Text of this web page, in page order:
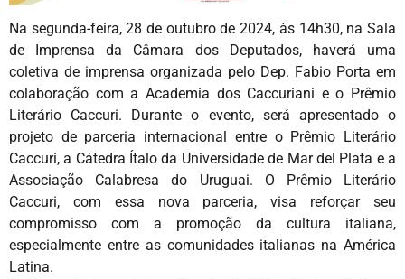
Na segunda-feira, 28 de outubro de 2024, às 14h30, na Sala
de Imprensa da Câmara dos Deputados, haverá uma
coletiva de imprensa organizada pelo Dep. Fabio Porta em
colaboração com a Academia dos Caccuriani e o Prêmio
Literário Caccuri. Durante o evento, será apresentado o
projeto de parceria internacional entre o Prêmio Literário
Caccuri, a Cátedra Ítalo da Universidade de Mar del Plata e a
Associação Calabresa do Uruguai. O Prêmio Literário
Caccuri, com essa nova parceria, visa reforçar seu
compromisso com a promoção da cultura italiana,
especialmente entre as comunidades italianas na América
Latina.